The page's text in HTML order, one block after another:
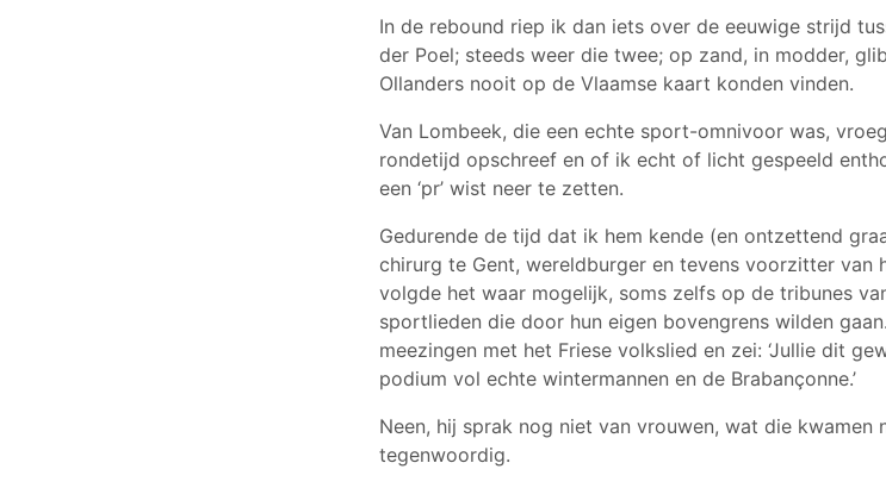
In de rebound riep ik dan iets over de eeuwige strijd
der Poel; steeds weer die twee; op zand, in modder,
Ollanders nooit op de Vlaamse kaart konden vinden.
Van Lombeek, die een echte sport-omnivoor was,
rondetijd opschreef en of ik echt of licht gespeeld
een ‘pr’ wist neer te zetten.
Gedurende de tijd dat ik hem kende (en ontzettend
chirurg te Gent, wereldburger en tevens voorzitter van
volgde het waar mogelijk, soms zelfs op de tribunes
sportlieden die door hun eigen bovengrens wilden
meezingen met het Friese volkslied en zei: ‘Jullie dit
podium vol echte wintermannen en de Brabançonne.’
Neen, hij sprak nog niet van vrouwen, wat die
tegenwoordig.